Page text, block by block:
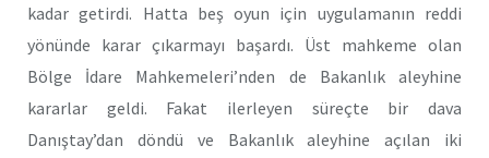
kadar getirdi. Hatta beş oyun için uygulamanın reddi
yönünde karar çıkarmayı başardı. Üst mahkeme olan
Bölge İdare Mahkemeleri’nden de Bakanlık aleyhine
kararlar geldi. Fakat ilerleyen süreçte bir dava
Danıştay’dan döndü ve Bakanlık aleyhine açılan iki